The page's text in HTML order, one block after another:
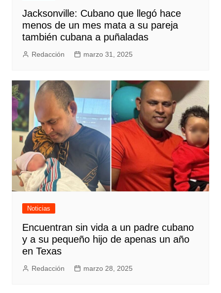
Jacksonville: Cubano que llegó hace
menos de un mes mata a su pareja
también cubana a puñaladas
Redacción marzo 31, 2025
Noticias
Encuentran sin vida a un padre cubano
y a su pequeño hijo de apenas un año
en Texas
Redacción marzo 28, 2025